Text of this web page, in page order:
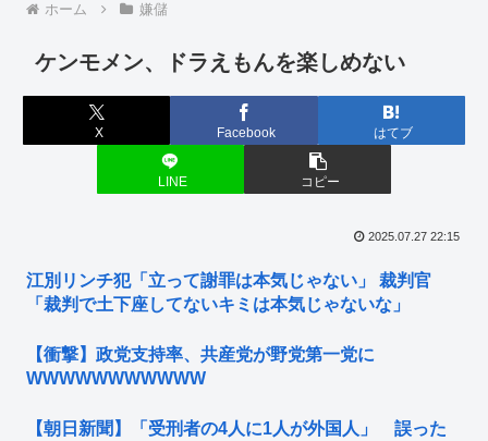
ホーム 嫌儲
ケンモメン、ドラえもんを楽しめない
X Facebook はてブ
LINE コピー
2025.07.27 22:15
江別リンチ犯「立って謝罪は本気じゃない」 裁判官
「裁判で土下座してないキミは本気じゃないな」
【衝撃】政党支持率、共産党が野党第一党に
WWWWWWWWWWW
【朝日新聞】「受刑者の4人に1人が外国人」 誤った